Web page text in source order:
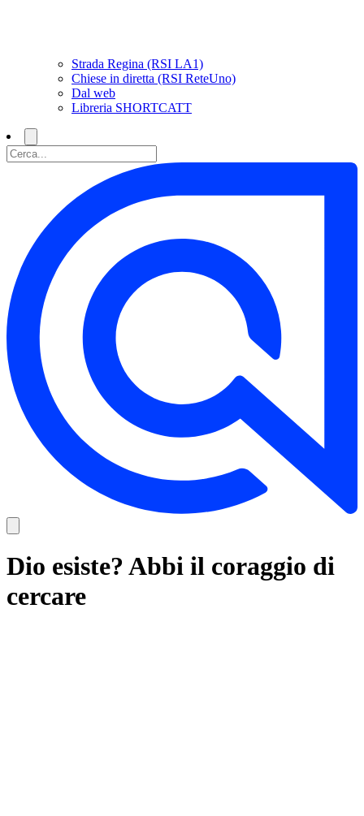
Strada Regina (RSI LA1)
Chiese in diretta (RSI ReteUno)
Dal web
Libreria SHORTCATT
Dio esiste? Abbi il coraggio di
cercare